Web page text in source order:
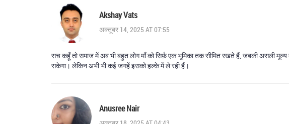
Akshay Vats
अक्तूबर 14, 2025 AT 07:55
सच कहूँ तो समाज में अब भी बहुत लोग माँ को सिर्फ़ एक भूमिका तक सीमित रखते हैं, जबकी असली
सकेगा। लेकिन अभी भी कई जगहें इसको हल्के में ले रही हैं।
Anusree Nair